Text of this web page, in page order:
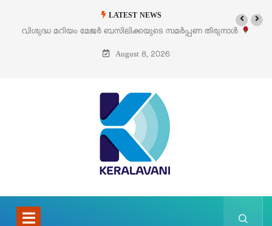
LATEST NEWS
തിരുനാൾ
‘പെറ്റൽസ്’ ലൈഫ് സ്റ്റൈൽ എക്സിബിഷനും
August 8, 2026